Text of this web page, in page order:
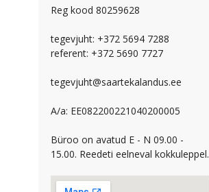
Reg kood 80259628
tegevjuht: +372 5694 7288
referent: +372 5690 7727
tegevjuht@saartekalandus.ee
A/a: EE082200221040200005
Büroo on avatud E - N 09.00 -
15.00. Reedeti eelneval kokkuleppel.